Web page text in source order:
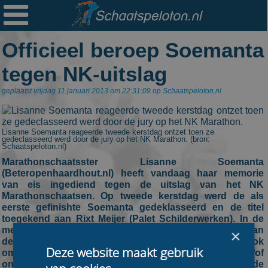

Officieel beroep Soemanta
tegen NK-uitslag
geplaatst vrijdag 11 januari 2013 om 22:31:09 op Schaatspeloton.nl
Lisanne Soemanta reageerde tweede kerstdag ontzet toen ze
gedeclasseerd werd door de jury op het NK Marathon. (bron:
Schaatspeloton.nl)
Marathonschaatsster Lisanne Soemanta
(Beteropenhaardhout.nl) heeft vandaag haar memorie
van eis ingediend tegen de uitslag van het NK
Marathonschaatsen. Op tweede kerstdag werd de als
eerste gefinishte Soemanta gedeklasseerd en de titel
toegekend aan Rixt Meijer (Palet Schilderwerken). In de
memorie vraagt de Haarlemse niet alleen om herstel van
de in haar ogen onterechte deklassering, maar vooral ook
om aandacht voor enkele onduidelijke en/of
onrechtvaardige bepalingen in de reglementen van de
×
Deze website maakt gebruik